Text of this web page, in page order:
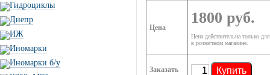
Гидроциклы
Днепр
ИЖ
Иномарки
Иномарки б/у
Цена
1800 руб.
Цена действительна только
в розничном магазине.
Заказать
Купить